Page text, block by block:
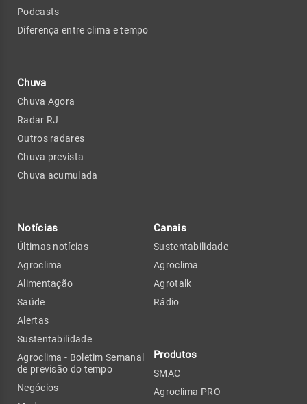
Podcasts
Diferença entre clima e tempo
Chuva
Chuva Agora
Radar RJ
Outros radares
Chuva prevista
Chuva acumulada
Notícias
Últimas notícias
Agroclima
Alimentação
Saúde
Alertas
Sustentabilidade
Agroclima - Boletim Semanal
de previsão do tempo
Negócios
Canais
Sustentabilidade
Agroclima
Agrotalk
Rádio
Produtos
SMAC
Agroclima PRO